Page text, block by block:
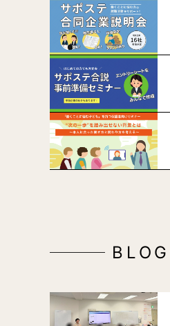
BLOG